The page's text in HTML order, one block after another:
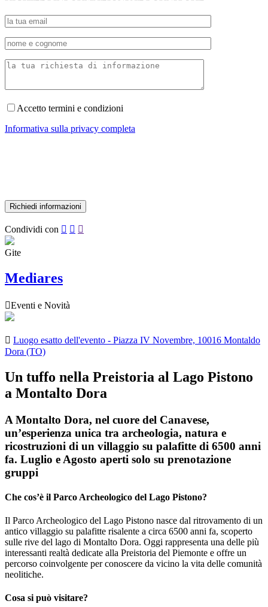
Accetto termini e condizioni
Informativa sulla privacy completa
Condividi con   
Gite
Mediares
Eventi e Novità
 Luogo esatto dell'evento - Piazza IV Novembre, 10016 Montaldo
Dora (TO)
Un tuffo nella Preistoria al Lago Pistono
a Montalto Dora
A Montalto Dora, nel cuore del Canavese,
un’esperienza unica tra archeologia, natura e
ricostruzioni di un villaggio su palafitte di 6500 anni
fa. Luglio e Agosto aperti solo su prenotazione
gruppi
Che cos’è il Parco Archeologico del Lago Pistono?
Il Parco Archeologico del Lago Pistono nasce dal ritrovamento di un
antico villaggio su palafitte risalente a circa 6500 anni fa, scoperto
sulle rive del lago di Montalto Dora. Oggi rappresenta una delle più
interessanti realtà dedicate alla Preistoria del Piemonte e offre un
percorso coinvolgente per conoscere da vicino la vita delle comunità
neolitiche.
Cosa si può visitare?